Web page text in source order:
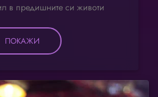
в предишните си животи
ПОКАЖИ